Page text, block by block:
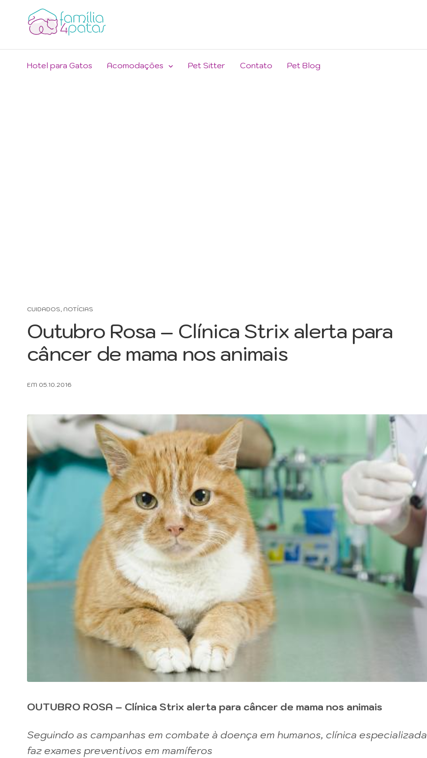
Hotel para Gatos Acomodações Pet Sitter Contato Pet Blog
CUIDADOS NOTÍCIAS
Outubro Rosa – Clínica Strix alerta para
câncer de mama nos animais
EM 05.10.2016
OUTUBRO ROSA – Clínica Strix alerta para câncer de mama nos animais
Seguindo as campanhas em combate à doença em humanos, clínica especializada
faz exames preventivos em mamíferos